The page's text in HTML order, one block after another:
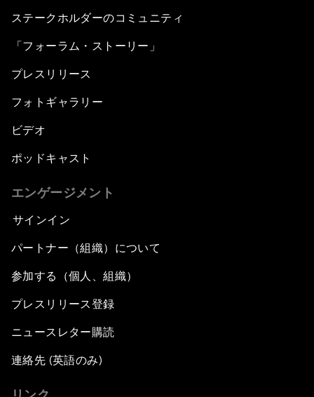
ステークホルダーのコミュニティ
「フォーラム・ストーリー」
プレスリリース
フォトギャラリー
ビデオ
ポッドキャスト
エンゲージメント
サインイン
パートナー（組織）について
参加する（個人、組織）
プレスリリース登録
ニュースレター購読
連絡先 (英語のみ)